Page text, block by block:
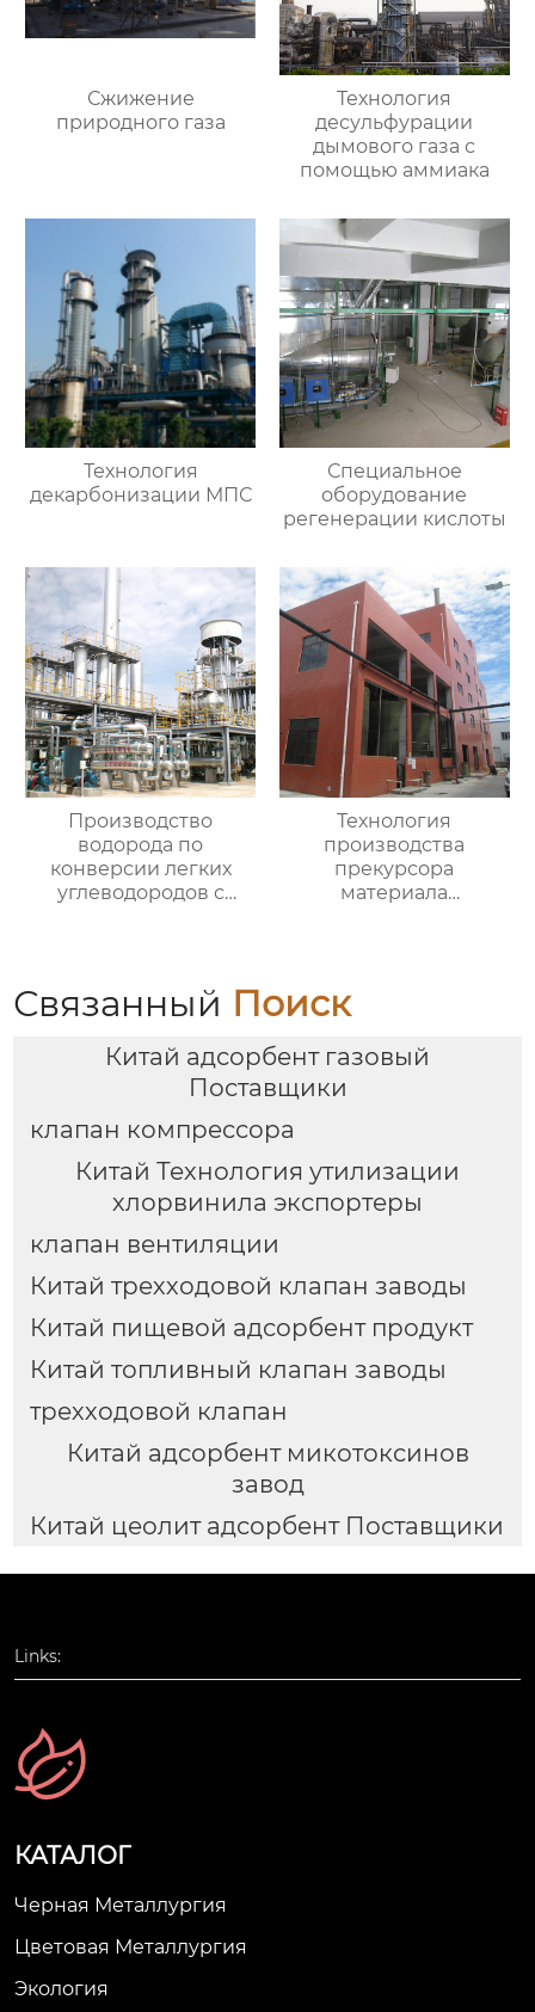
Сжижение
природного газа
Технология
десульфурации
дымового газа с
помощью аммиака
Технология
декарбонизации МПС
Специальное
оборудование
регенерации кислоты
Производство
водорода по
конверсии легких
углеводородов с
Технология
производства
прекурсора
материала
Связанный Поиск
Китай адсорбент газовый
Поставщики
клапан компрессора
Китай Технология утилизации
хлорвинила экспортеры
клапан вентиляции
Китай трехходовой клапан заводы
Китай пищевой адсорбент продукт
Китай топливный клапан заводы
трехходовой клапан
Китай адсорбент микотоксинов
завод
Китай цеолит адсорбент Поставщики
Links:
КАТАЛОГ
Черная Металлургия
Цветовая Металлургия
Экология